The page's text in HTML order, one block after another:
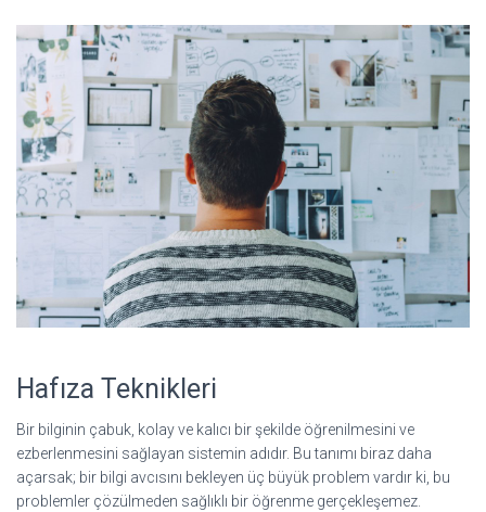
Hafıza Teknikleri
Bir bilginin çabuk, kolay ve kalıcı bir şekilde öğrenilmesini ve
ezberlenmesini sağlayan sistemin adıdır. Bu tanımı biraz daha
açarsak; bir bilgi avcısını bekleyen üç büyük problem vardır ki, bu
problemler çözülmeden sağlıklı bir öğrenme gerçekleşemez.